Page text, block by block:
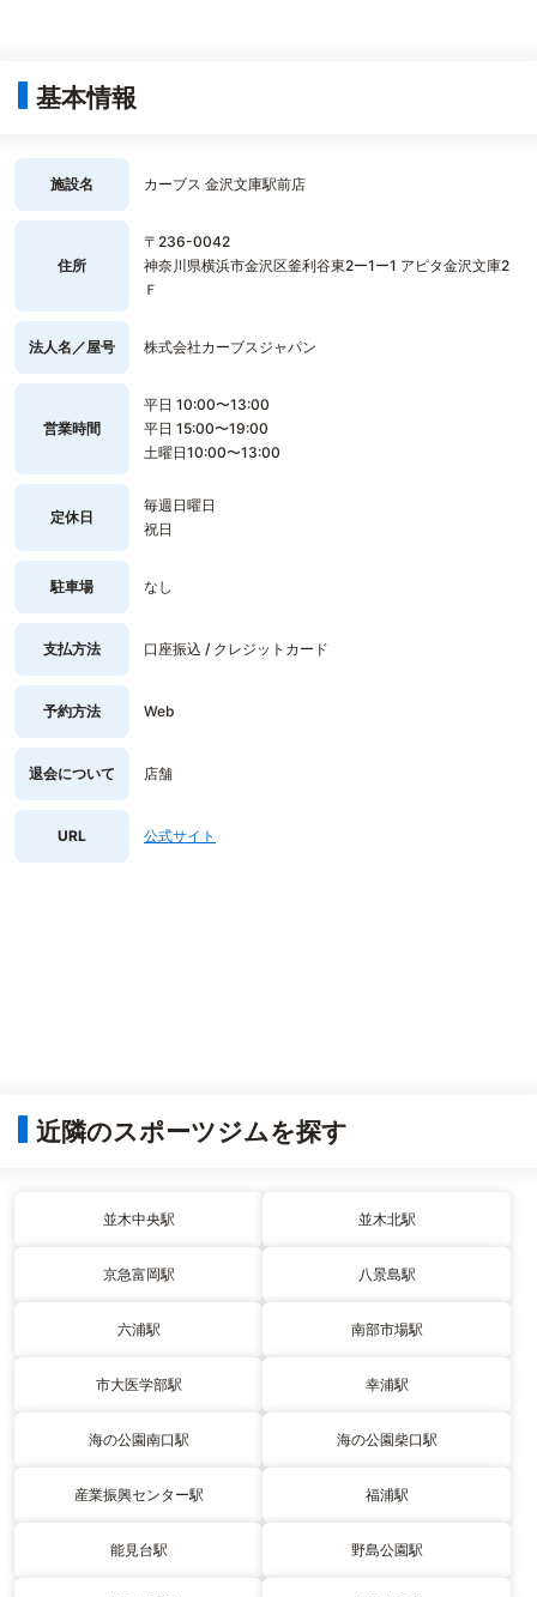
基本情報
施設名 カーブス 金沢文庫駅前店
住所
〒236-0042
神奈川県横浜市金沢区釜利谷東2ー1ー1 アピタ金沢文庫2
Ｆ
法人名／屋号 株式会社カーブスジャパン
営業時間
平日 10:00〜13:00
平日 15:00〜19:00
土曜日10:00〜13:00
定休日
毎週日曜日
祝日
駐車場 なし
支払方法 口座振込 / クレジットカード
予約方法 Web
退会について 店舗
URL 公式サイト
近隣のスポーツジムを探す
並木中央駅 並木北駅
京急富岡駅 八景島駅
六浦駅 南部市場駅
市大医学部駅 幸浦駅
海の公園南口駅 海の公園柴口駅
産業振興センター駅 福浦駅
能見台駅 野島公園駅